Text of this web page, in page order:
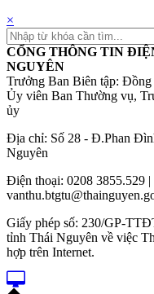
×
CỔNG THÔNG TIN
NGUYÊN
Trưởng Ban Biên tập:
Ủy viên Ban Thường vụ,
ủy
Địa chỉ: Số 28 - Đ.Phan
Nguyên
Điện thoại: 0208 3855.529 |
Giấy phép số: 230/GP-
tỉnh Thái Nguyên về việc
hợp trên Internet.